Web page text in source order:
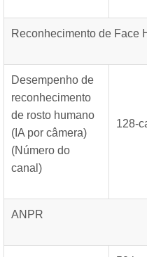
Reconhecimento de Face
Desempenho de
reconhecimento
de rosto humano
(IA por câmera)
(Número do
canal)
128-
ANPR